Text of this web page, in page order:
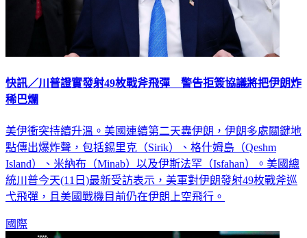
快訊／川普證實發射49枚戰斧飛彈 警告拒簽協議將把伊朗炸
稀巴爛
美伊衝突持續升溫。美國連續第二天轟伊朗，伊朗多處關鍵地
點傳出爆炸聲，包括錫里克（Sirik）、格什姆島（Qeshm
Island）、米納布（Minab）以及伊斯法罕（Isfahan）。美國總
統川普今天(11日)最新受訪表示，美軍對伊朗發射49枚戰斧巡
弋飛彈，且美國戰機目前仍在伊朗上空飛行。
國際